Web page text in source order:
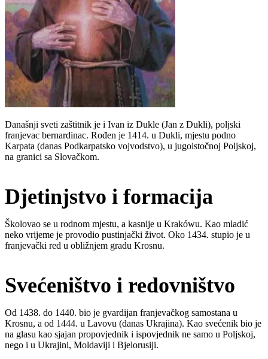
Današnji sveti zaštitnik je i Ivan iz Dukle (Jan z Dukli), poljski
franjevac bernardinac. Rođen je 1414. u Dukli, mjestu podno
Karpata (danas Podkarpatsko vojvodstvo), u jugoistočnoj Poljskoj,
na granici sa Slovačkom.
Djetinjstvo i formacija
Školovao se u rodnom mjestu, a kasnije u Krakówu. Kao mladić
neko vrijeme je provodio pustinjački život. Oko 1434. stupio je u
franjevački red u obližnjem gradu Krosnu.
Svećeništvo i redovništvo
Od 1438. do 1440. bio je gvardijan franjevačkog samostana u
Krosnu, a od 1444. u Lavovu (danas Ukrajina). Kao svećenik bio je
na glasu kao sjajan propovjednik i ispovjednik ne samo u Poljskoj,
nego i u Ukrajini, Moldaviji i Bjelorusiji.